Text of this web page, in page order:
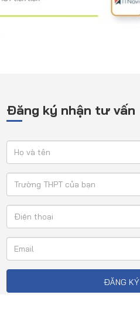
Đăng ký nhận tư vấn
ĐĂNG KÝ